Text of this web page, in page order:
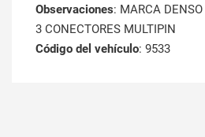
Observaciones: MARCA DENSO
3 CONECTORES MULTIPIN
Código del vehículo: 9533